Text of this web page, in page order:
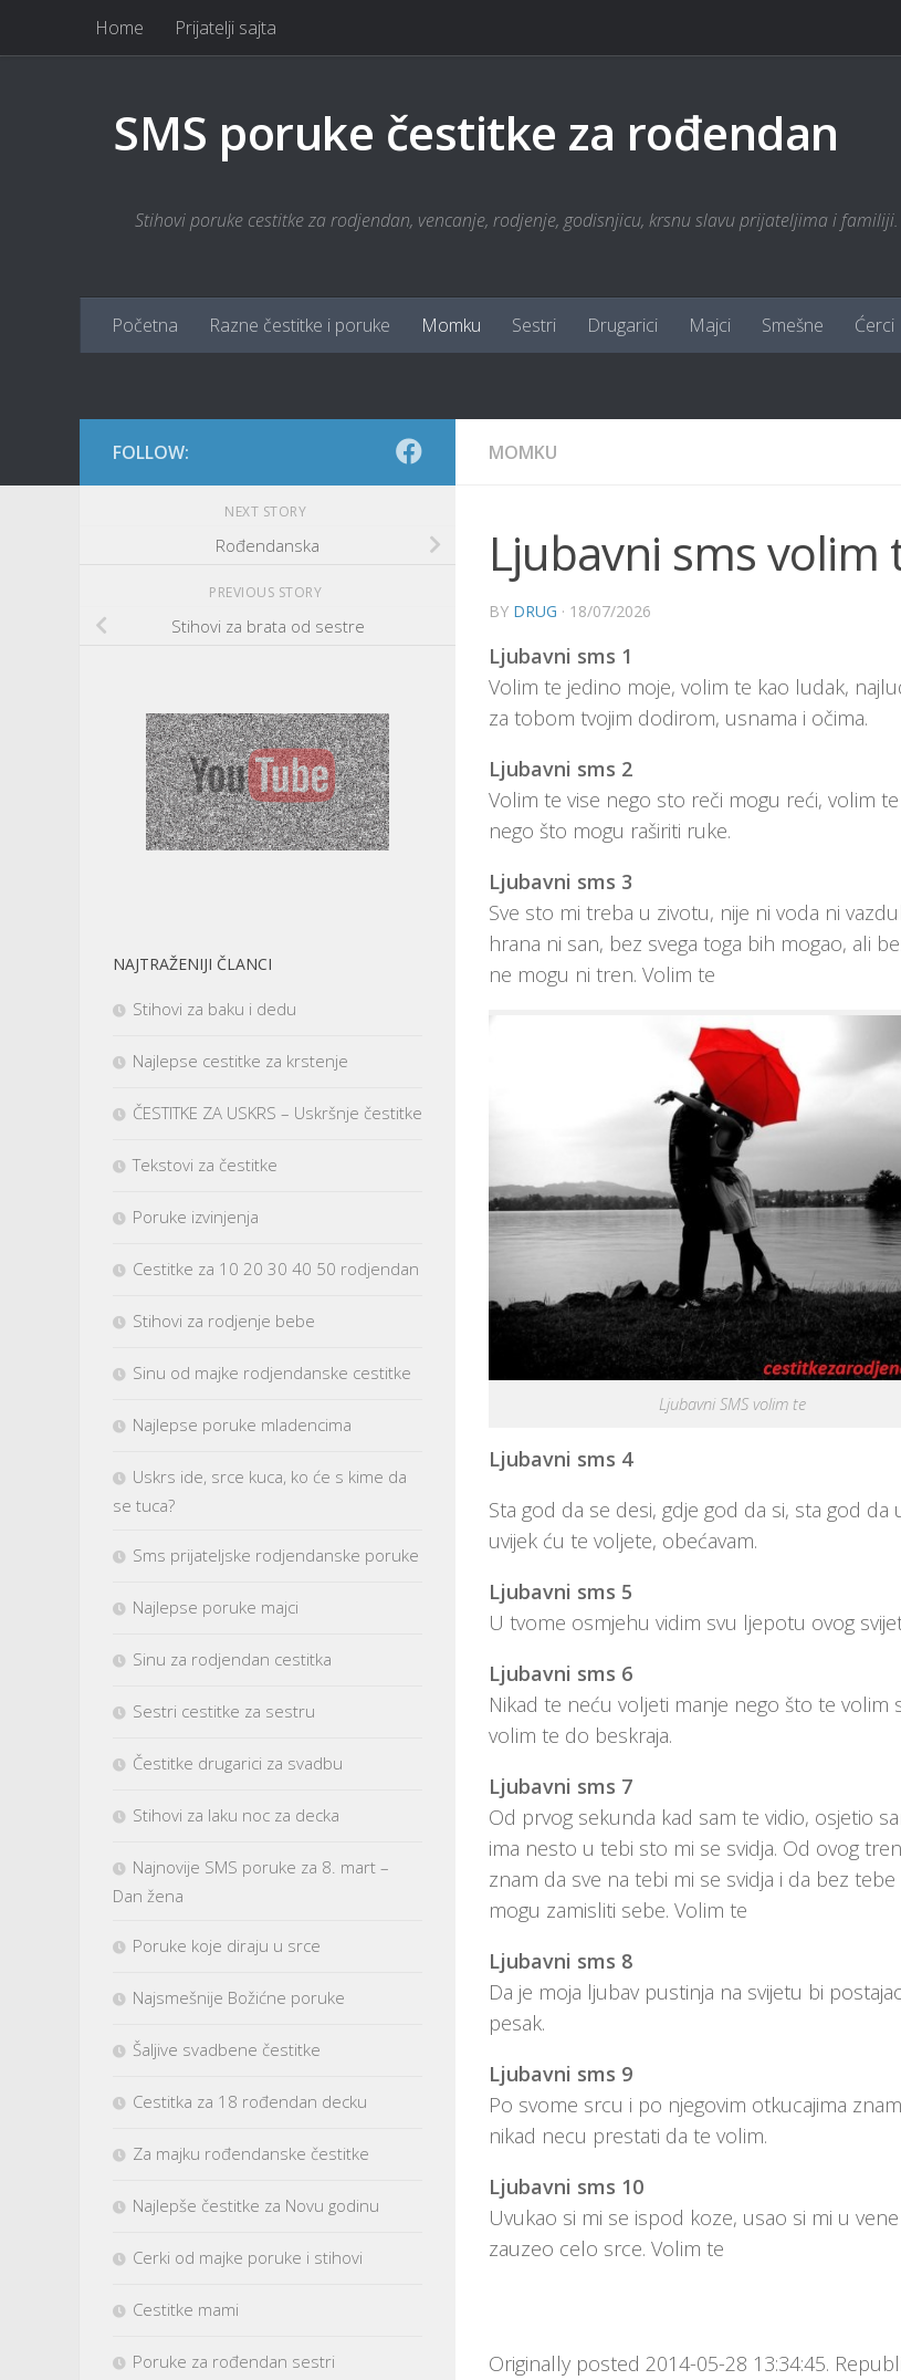
Skip to content
Home Prijatelji sajta
SMS poruke čestitke za rođendan
Stihovi poruke cestitke za rodjendan, vencanje, rodjenje, godisnjicu, krsnu slavu prijateljima i
Početna Razne čestitke i poruke Momku Sestri Drugarici Majci Smešne Ćerci
MOMKU
Ljubavni sms volim
BY DRUG · 18/07/2026
Ljubavni sms 1
Volim te jedino moje, volim te kao ludak,
za tobom tvojim dodirom, usnama i očima.
Ljubavni sms 2
Volim te vise nego sto reči mogu reći, volim te
nego što mogu raširiti ruke.
Ljubavni sms 3
Sve sto mi treba u zivotu, nije ni voda ni
hrana ni san, bez svega toga bih mogao, ali
ne mogu ni tren. Volim te
Ljubavni SMS volim te
Ljubavni sms 4
Sta god da se desi, gdje god da si, sta god da
uvijek ću te voljete, obećavam.
Ljubavni sms 5
U tvome osmjehu vidim svu ljepotu ovog
Ljubavni sms 6
Nikad te neću voljeti manje nego što te volim
volim te do beskraja.
Ljubavni sms 7
Od prvog sekunda kad sam te vidio, osjetio
ima nesto u tebi sto mi se svidja. Od ovog
znam da sve na tebi mi se svidja i da bez tebe
mogu zamisliti sebe. Volim te
Ljubavni sms 8
Da je moja ljubav pustinja na svijetu bi
pesak.
Ljubavni sms 9
Po svome srcu i po njegovim otkucajima
nikad necu prestati da te volim.
Ljubavni sms 10
Uvukao si mi se ispod koze, usao si mi u
zauzeo celo srce. Volim te
Originally posted 2014-05-28 13:34:45.
FOLLOW:
NEXT STORY
Rođendanska
PREVIOUS STORY
Stihovi za brata od sestre
NAJTRAŽENIJI ČLANCI
Stihovi za baku i dedu
Najlepse cestitke za krstenje
ČESTITKE ZA USKRS – Uskršnje čestitke
Tekstovi za čestitke
Poruke izvinjenja
Cestitke za 10 20 30 40 50 rodjendan
Stihovi za rodjenje bebe
Sinu od majke rodjendanske cestitke
Najlepse poruke mladencima
Uskrs ide, srce kuca, ko će s kime da
se tuca?
Sms prijateljske rodjendanske poruke
Najlepse poruke majci
Sinu za rodjendan cestitka
Sestri cestitke za sestru
Čestitke drugarici za svadbu
Stihovi za laku noc za decka
Najnovije SMS poruke za 8. mart –
Dan žena
Poruke koje diraju u srce
Najsmešnije Božićne poruke
Šaljive svadbene čestitke
Cestitka za 18 rođendan decku
Za majku rođendanske čestitke
Najlepše čestitke za Novu godinu
Cerki od majke poruke i stihovi
Cestitke mami
Poruke za rođendan sestri